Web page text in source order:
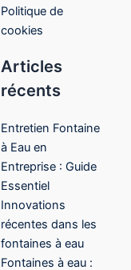
Politique de
cookies
Articles
récents
Entretien Fontaine
à Eau en
Entreprise : Guide
Essentiel
Innovations
récentes dans les
fontaines à eau
Fontaines à eau :